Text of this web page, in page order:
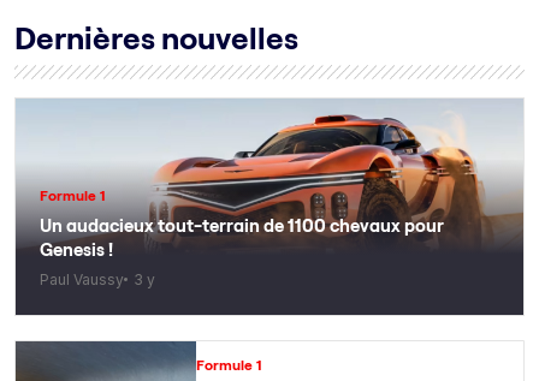
Dernières nouvelles
Formule 1
Un audacieux tout-terrain de 1100 chevaux pour
Genesis !
Paul Vaussy 3 y
Formule 1